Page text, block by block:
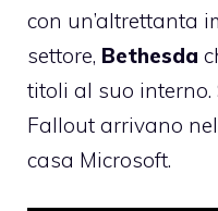
con un’altrettanta
settore, Bethesda
titoli al suo interno.
Fallout arrivano
casa Microsoft.